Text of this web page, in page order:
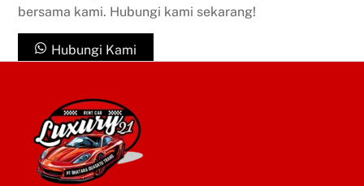
bersama kami. Hubungi kami sekarang!
Hubungi Kami